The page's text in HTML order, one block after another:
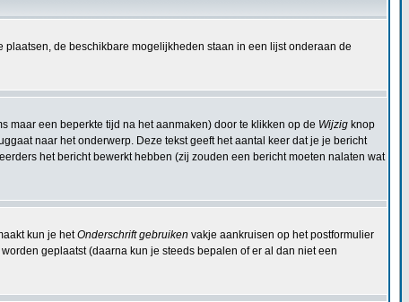
de beschikbare mogelijkheden staan in een lijst onderaan de
maar een beperkte tijd na het aanmaken) door te klikken op de Wijzig knop
naar het onderwerp. Deze tekst geeft het aantal keer dat je je bericht
het bericht bewerkt hebben (zij zouden een bericht moeten nalaten wat
kun je hetOnderschrift gebruiken vakje aankruisen op het postformulier
geplaatst (daarna kun je steeds bepalen of er al dan niet een